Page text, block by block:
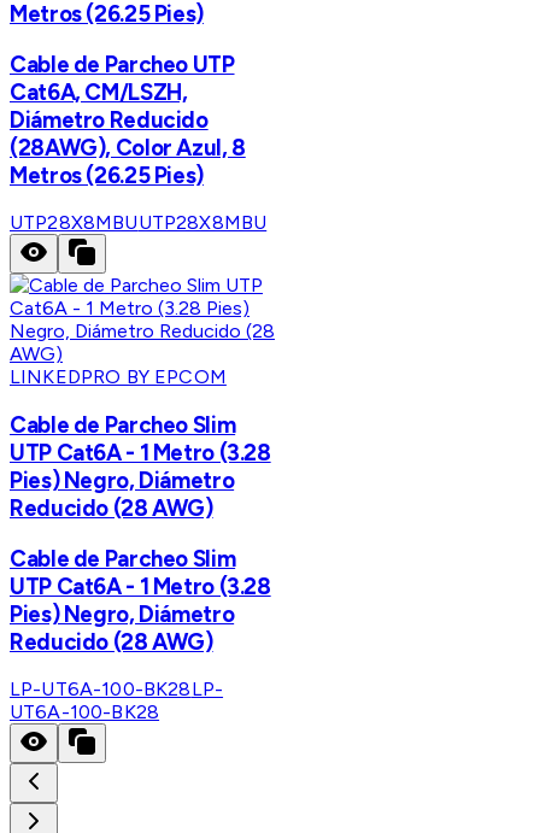
Metros (26.25 Pies)
Cable de Parcheo UTP
Cat6A, CM/LSZH,
Diámetro Reducido
(28AWG), Color Azul, 8
Metros (26.25 Pies)
UTP28X8MBUUTP28X8MBU
LINKEDPRO BY EPCOM
Cable de Parcheo Slim
UTP Cat6A - 1 Metro (3.28
Pies) Negro, Diámetro
Reducido (28 AWG)
Cable de Parcheo Slim
UTP Cat6A - 1 Metro (3.28
Pies) Negro, Diámetro
Reducido (28 AWG)
LP-UT6A-100-BK28LP-
UT6A-100-BK28